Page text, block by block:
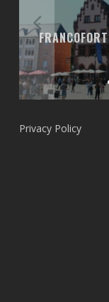
Privacy Policy